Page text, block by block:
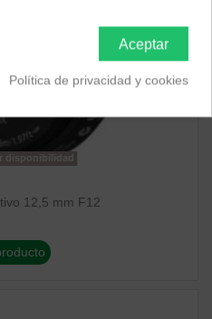
disponibilidad
12,5 mm F12
Aceptar
Política de privacidad y cookies